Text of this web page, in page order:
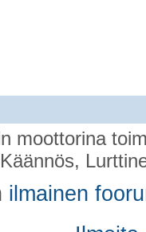
moottorina
Käännös,
ilmainen